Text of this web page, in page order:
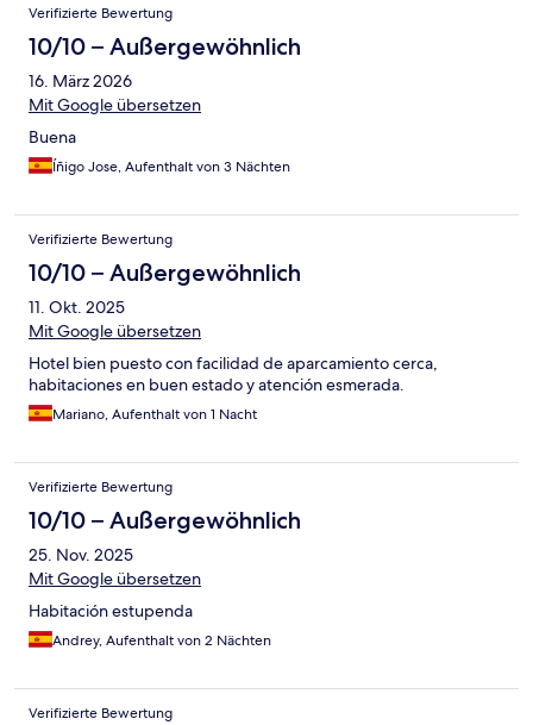
Verifizierte Bewertung
10/10 – Außergewöhnlich
16. März 2026
Mit Google übersetzen
Buena
Íñigo Jose, Aufenthalt von 3 Nächten
Verifizierte Bewertung
10/10 – Außergewöhnlich
11. Okt. 2025
Mit Google übersetzen
Hotel bien puesto con facilidad de aparcamiento cerca,
habitaciones en buen estado y atención esmerada.
Mariano, Aufenthalt von 1 Nacht
Verifizierte Bewertung
10/10 – Außergewöhnlich
25. Nov. 2025
Mit Google übersetzen
Habitación estupenda
Andrey, Aufenthalt von 2 Nächten
Verifizierte Bewertung